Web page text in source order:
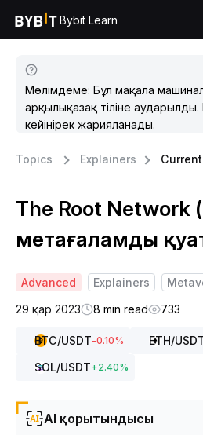
Bybit Learn
Мәлімдеме: Бұл мақала
арқылықазақ тіліне
кейінірек жарияланады.
Topics Explainers
The Root Network
метағаламды
Advanced Explainers
29 қар 2023
8 min read 733
BTC/USDT-0.10% ETH/
SOL/USDT+2.40%
AI қорытындысы